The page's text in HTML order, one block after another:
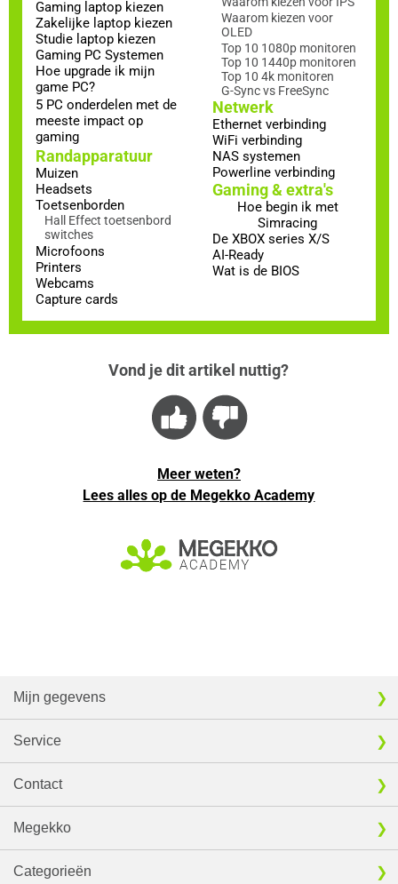
Gaming laptop kiezen
Zakelijke laptop kiezen
Studie laptop kiezen
Gaming PC Systemen
Hoe upgrade ik mijn
game PC?
5 PC onderdelen met de
meeste impact op
gaming
Randapparatuur
Muizen
Headsets
Toetsenborden
Hall Effect toetsenbord
switches
Microfoons
Printers
Webcams
Capture cards
Waarom kiezen voor
OLED
Top 10 1080p monitoren
Top 10 1440p monitoren
Top 10 4k monitoren
G-Sync vs FreeSync
Netwerk
Ethernet verbinding
WiFi verbinding
NAS systemen
Powerline verbinding
Gaming & extra's
Hoe begin ik met
Simracing
De XBOX series X/S
AI-Ready
Wat is de BIOS
Vond je dit artikel nuttig?
Meer weten?
Lees alles op de Megekko Academy
Mijn gegevens
Service
Contact
Megekko
Categorieën